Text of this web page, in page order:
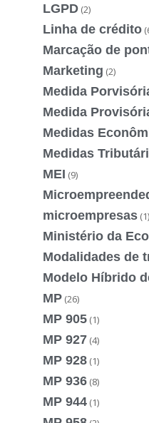
LGPD (2)
Linha de crédito
Marcação de
Marketing (2)
Medida
Medida
Medidas
Medidas
MEI (9)
microempresas (1)
Ministério da
Modalidades de
Modelo Híbrido
MP (26)
MP 905 (1)
MP 927 (4)
MP 928 (1)
MP 936 (8)
MP 944 (1)